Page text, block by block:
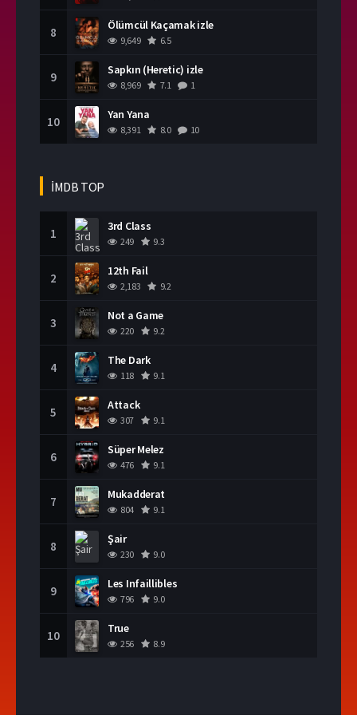
8 Ölümcül Kaçamak izle
9,649 6.5
9 Sapkın (Heretic) izle
8,969 7.1 1
10 Yan Yana
8,391 8.0 10
İMDB TOP
1 3rd Class
249 9.3
2 12th Fail
2,183 9.2
3 Not a Game
220 9.2
4 The Dark
118 9.1
5 Attack
307 9.1
6 Süper Melez
476 9.1
7 Mukadderat
804 9.1
8 Şair
230 9.0
9 Les Infaillibles
796 9.0
10 True
256 8.9